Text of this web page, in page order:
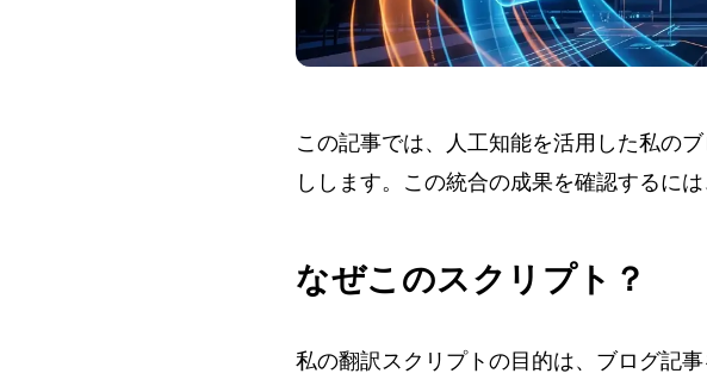
この記事では、人工知能を活用した私の
しします。この統合の成果を確認するには
なぜこのスクリプト？
私の翻訳スクリプトの目的は、ブログ記